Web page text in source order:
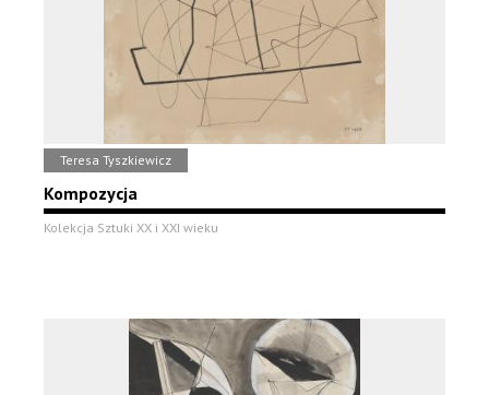
Teresa Tyszkiewicz
Kompozycja
Kolekcja Sztuki XX i XXI wieku